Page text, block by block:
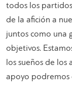
todos los
de la afición a
juntos como una
objetivos.
los sueños de
apoyo podremos